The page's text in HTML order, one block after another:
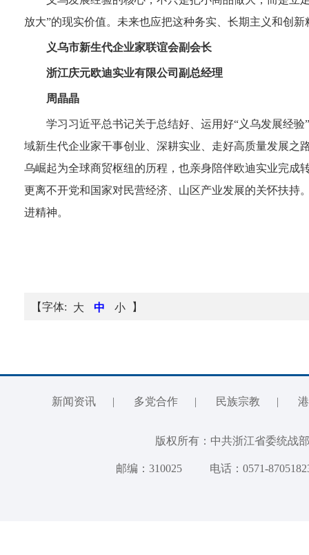
放大”的现实价值。未来也应把这种务实、长期主义和创
义乌市新生代企业家联谊会副会长
浙江庆元欧迪实业有限公司副总经理
周晶晶
学习习近平总书记关于总结好、运用好“义乌发展经
域新生代企业家干事创业、深耕实业、走好高质量发展之
乌崛起为全球商贸枢纽的历程，也亲身陪伴欧迪实业完成
更离不开党和国家对民营经济、山区产业发展的关怀扶持
进精神。
【字体: 大 中 小 】
新闻资讯 | 多党合作 | 民族宗教 |
版权所有：中共浙江省委统
邮编：310025 电话：0571-